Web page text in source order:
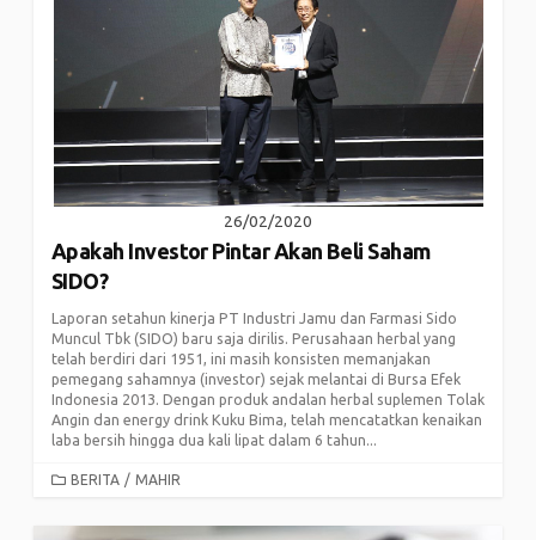
26/02/2020
Apakah Investor Pintar Akan Beli Saham
SIDO?
Laporan setahun kinerja PT Industri Jamu dan Farmasi Sido
Muncul Tbk (SIDO) baru saja dirilis. Perusahaan herbal yang
telah berdiri dari 1951, ini masih konsisten memanjakan
pemegang sahamnya (investor) sejak melantai di Bursa Efek
Indonesia 2013. Dengan produk andalan herbal suplemen Tolak
Angin dan energy drink Kuku Bima, telah mencatatkan kenaikan
laba bersih hingga dua kali lipat dalam 6 tahun...
CATEGORIES
BERITA / MAHIR